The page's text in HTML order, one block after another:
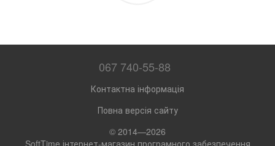
067 740-55-88
Контактна інформація
Повна версія сайту
© 2014—2026
SoftTime інтернет-магазин програмного забезпечення